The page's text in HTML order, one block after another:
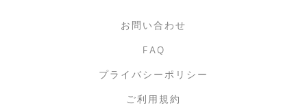
お問い合わせ
FAQ
プライバシーポリシー
ご利用規約